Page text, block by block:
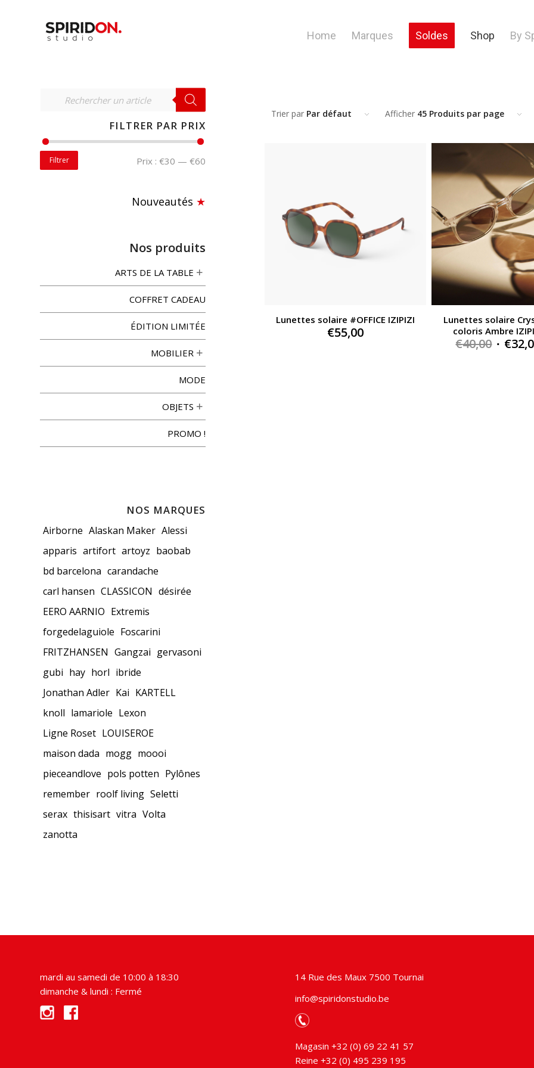
Home Marques Soldes Shop By
Trier par Par défaut Afficher 45 Produits par page
Lunettes solaire #OFFICE IZIPIZI
€55,00
Lunettes solaire
coloris Ambre
€40,00 €
RECHERCHER
FILTRER PAR PRIX
Filtrer Prix : €30 — €60
Nouveautés ★
Nos produits
ARTS DE LA TABLE
COFFRET CADEAU
ÉDITION LIMITÉE
MOBILIER
MODE
OBJETS
PROMO !
NOS MARQUES
Airborne Alaskan Maker Alessi
apparis artifort artoyz baobab
bd barcelona carandache
carl hansen CLASSICON désirée
EERO AARNIO Extremis
forgedelaguiole Foscarini
FRITZHANSEN Gangzai gervasoni
gubi hay horl ibride
Jonathan Adler Kai KARTELL
knoll lamariole Lexon
Ligne Roset LOUISEROE
maison dada mogg moooi
pieceandlove pols potten Pylônes
remember roolf living Seletti
serax thisisart vitra Volta
zanotta
mardi au samedi de 10:00 à 18:30
dimanche & lundi : Fermé
14 Rue des Maux 7500 Tournai
info@spiridonstudio.be
Magasin +32 (0) 69 22 41 57
Reine +32 (0) 495 239 195